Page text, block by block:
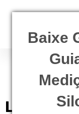
Baixe
LB 571